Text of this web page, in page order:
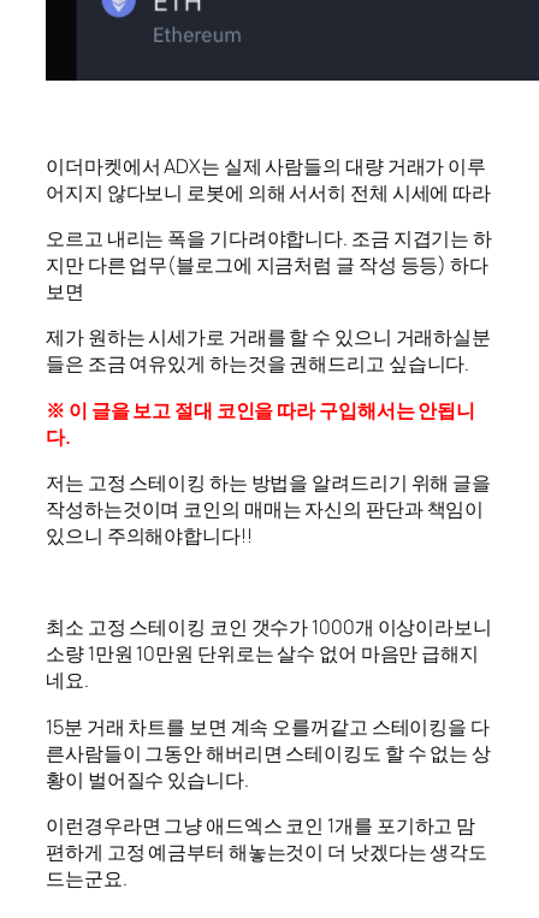
이더마켓에서 ADX는 실제 사람들의 대량 거래가 이루
어지지 않다보니 로봇에 의해 서서히 전체 시세에 따라
오르고 내리는 폭을 기다려야합니다. 조금 지겹기는 하
지만 다른 업무(블로그에 지금처럼 글 작성 등등) 하다
보면
제가 원하는 시세가로 거래를 할 수 있으니 거래하실분
들은 조금 여유있게 하는것을 권해드리고 싶습니다.
※ 이 글을 보고 절대 코인을 따라 구입해서는 안됩니
다.
저는 고정 스테이킹 하는 방법을 알려드리기 위해 글을
작성하는것이며 코인의 매매는 자신의 판단과 책임이
있으니 주의해야합니다!!
최소 고정 스테이킹 코인 갯수가 1000개 이상이라보니
소량 1만원 10만원 단위로는 살수 없어 마음만 급해지
네요.
15분 거래 차트를 보면 계속 오를꺼같고 스테이킹을 다
른사람들이 그동안 해버리면 스테이킹도 할 수 없는 상
황이 벌어질수 있습니다.
이런경우라면 그냥 애드엑스 코인 1개를 포기하고 맘
편하게 고정 예금부터 해놓는것이 더 낫겠다는 생각도
드는군요.